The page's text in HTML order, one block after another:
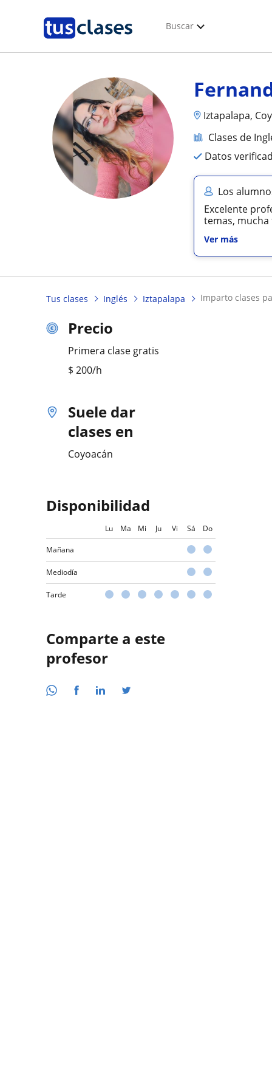
Buscar
Iztapalapa,
Clases de
Datos
Los
Excelente
temas,
Ver más
Tus clases Inglés Iztapalapa imparto clases
Precio
Primera clase gratis
$ 200/h
Suele dar
clases en
Coyoacán
Disponibilidad
Lu Ma Mi Ju Vi Sá Do
Mañana
Mediodía
Tarde
Comparte a este
profesor